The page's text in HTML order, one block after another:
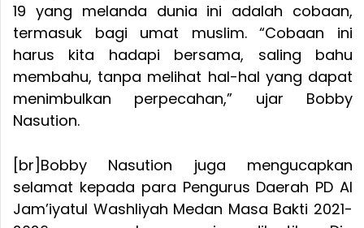
19 yang melanda dunia ini adalah cobaan,
termasuk bagi umat muslim. “Cobaan ini
harus kita hadapi bersama, saling bahu
membahu, tanpa melihat hal-hal yang dapat
menimbulkan perpecahan,” ujar Bobby
Nasution.
[br]Bobby Nasution juga mengucapkan
selamat kepada para Pengurus Daerah PD Al
Jam’iyatul Washliyah Medan Masa Bakti 2021-